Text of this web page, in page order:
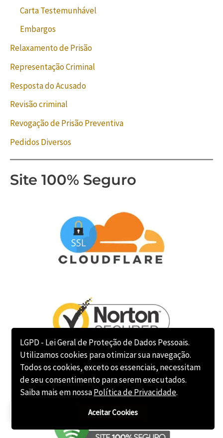
Carta Testemunhável
Embargos
Relaxamento de Prisão
Representação Criminal
Resposta do Acusado
Revisão criminal
Revogação de Prisão Preventiva
Pedidos Diversos
Site 100% Seguro
LGPD - Lei Geral de Proteção de Dados Pessoais.
Utilizamos cookies para otimizar sua navegação.
Todos os cookies, exceto os essenciais, necessitam
de seu consentimento para serem executados.
Saiba mais em nossaPolítica de Privacidade.
Aceitar Cookies
Consultar Advogado?